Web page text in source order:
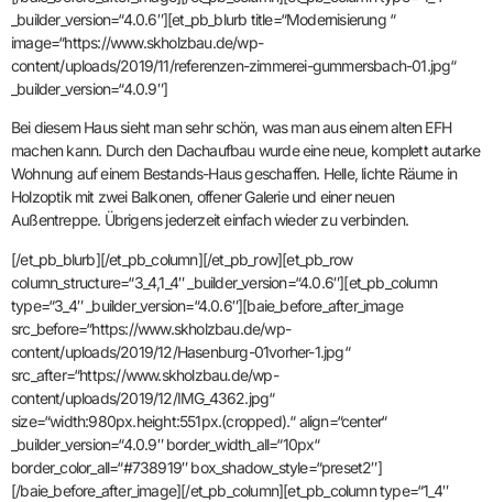
_builder_version=“4.0.6″][et_pb_blurb title=“Modernisierung “
image=“https://www.skholzbau.de/wp-
content/uploads/2019/11/referenzen-zimmerei-gummersbach-01.jpg“
_builder_version=“4.0.9″]
Bei diesem Haus sieht man sehr schön, was man aus einem alten EFH
machen kann. Durch den Dachaufbau wurde eine neue, komplett autarke
Wohnung auf einem Bestands-Haus geschaffen. Helle, lichte Räume in
Holzoptik mit zwei Balkonen, offener Galerie und einer neuen
Außentreppe. Übrigens jederzeit einfach wieder zu verbinden.
[/et_pb_blurb][/et_pb_column][/et_pb_row][et_pb_row
column_structure=“3_4,1_4″ _builder_version=“4.0.6″][et_pb_column
type=“3_4″ _builder_version=“4.0.6″][baie_before_after_image
src_before=“https://www.skholzbau.de/wp-
content/uploads/2019/12/Hasenburg-01vorher-1.jpg“
src_after=“https://www.skholzbau.de/wp-
content/uploads/2019/12/IMG_4362.jpg“
size=“width:980px.height:551px.(cropped).“ align=“center“
_builder_version=“4.0.9″ border_width_all=“10px“
border_color_all=“#738919″ box_shadow_style=“preset2″]
[/baie_before_after_image][/et_pb_column][et_pb_column type=“1_4″